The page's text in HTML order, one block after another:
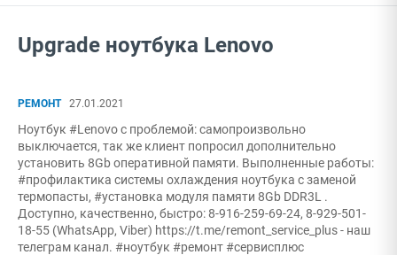
Upgrade ноутбука Lenovo
РЕМОНТ 27.01.2021
Ноутбук #Lenovo с проблемой: самопроизвольно
выключается, так же клиент попросил дополнительно
установить 8Gb оперативной памяти. Выполненные работы:
#профилактика системы охлаждения ноутбука с заменой
термопасты, #установка модуля памяти 8Gb DDR3L .
Доступно, качественно, быстро: 8-916-259-69-24, 8-929-501-
18-55 (WhatsApp, Viber) https://t.me/remont_service_plus - наш
телеграм канал. #ноутбук #ремонт #сервисплюс